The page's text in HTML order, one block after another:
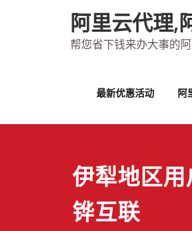
阿里云代理,
帮您省下钱来办大事的
最新优惠活动 阿
伊犁地区
铧互联